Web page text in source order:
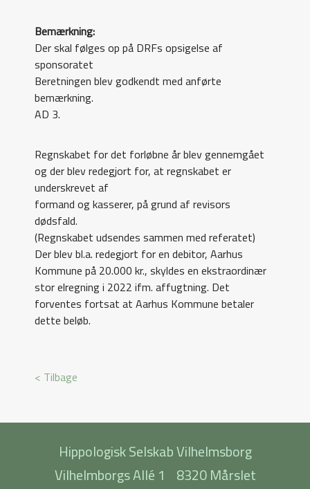
Bemærkning:
Der skal følges op på DRFs opsigelse af
sponsoratet
Beretningen blev godkendt med anførte
bemærkning.
AD 3.
Regnskabet for det forløbne år blev gennemgået
og der blev redegjort for, at regnskabet er
underskrevet af
formand og kasserer, på grund af revisors
dødsfald.
(Regnskabet udsendes sammen med referatet)
Der blev bl.a. redegjort for en debitor, Aarhus
Kommune på 20.000 kr., skyldes en ekstraordinær
stor elregning i 2022 ifm. affugtning. Det
forventes fortsat at Aarhus Kommune betaler
dette beløb.
< Tilbage
Hippologisk Selskab Vilhelmsborg
Vilhelmborgs Allé 1
8320 Mårslet